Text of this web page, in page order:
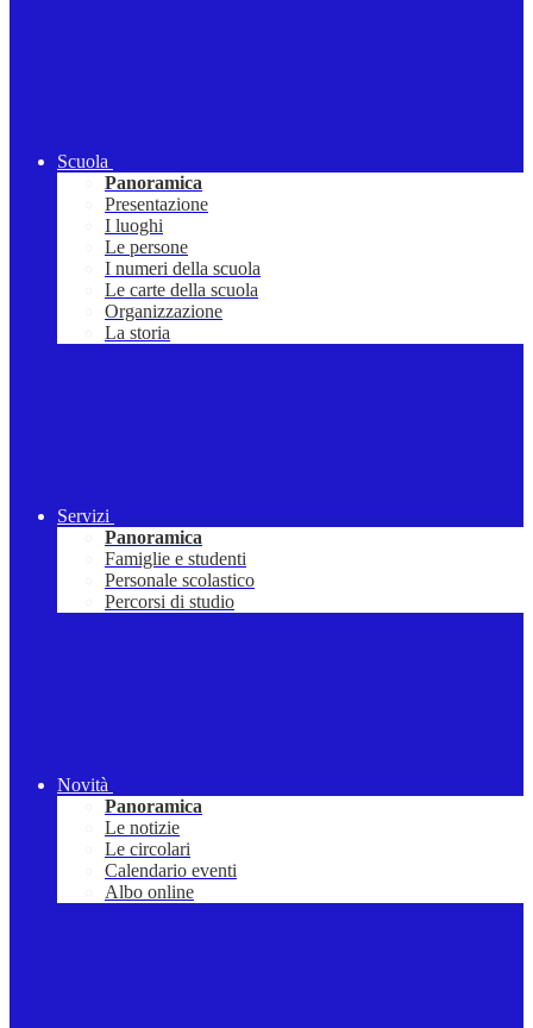
Scuola
Panoramica
Presentazione
I luoghi
Le persone
I numeri della scuola
Le carte della scuola
Organizzazione
La storia
Servizi
Panoramica
Famiglie e studenti
Personale scolastico
Percorsi di studio
Novità
Panoramica
Le notizie
Le circolari
Calendario eventi
Albo online